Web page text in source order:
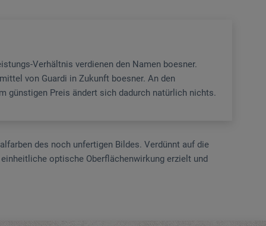
Verhältnis verdienen den Namen boesner.
von Guardi in Zukunft boesner. An den
günstigen Preis ändert sich dadurch natürlich nichts.
des noch unfertigen Bildes. Verdünnt auf die
optische Ober­flächenwirkung erzielt und